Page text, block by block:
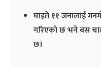
घाइते ११ जनालाई
गरिएको छ भने बस
छ।